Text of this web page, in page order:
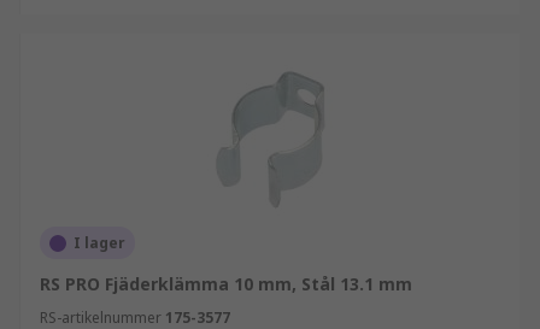
I lager
RS PRO Fjäderklämma 10 mm, Stål 13.1 mm
RS-artikelnummer 175-3577